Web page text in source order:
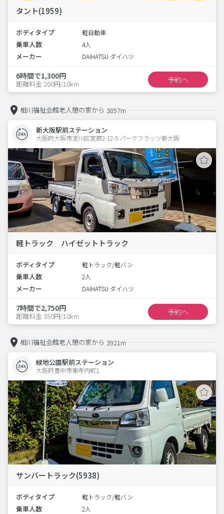
タント(1959)
ボディタイプ 軽自動車
乗車人数 4人
メーカー DAIHATSU ダイハツ
6時間で1,300円
距離料金 200円/10km 予約へ
相川福祉会館老人憩の家から 3857m
新大阪駅前ステーション
大阪府大阪市淀川区宮原2-12-5 パークフラッツ新大阪
軽トラック ハイゼットトラック
ボディタイプ 軽トラック/軽バン
乗車人数 2人
メーカー DAIHATSU ダイハツ
7時間で2,750円
距離料金 350円/10km 予約へ
相川福祉会館老人憩の家から 3921m
緑地公園駅前ステーション
大阪府豊中市東寺内町1
サンバートラック(5938)
ボディタイプ 軽トラック/軽バン
乗車人数 2人